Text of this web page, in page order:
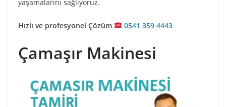
yaşamalarını sağlıyoruz.
Hızlı ve profesyonel Çözüm 0541 359 4443
Çamaşır Makinesi